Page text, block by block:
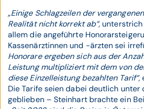
„Einige Schlagzeilen der
Realität nicht korrekt ab“, unterstrich
allem die angeführte
Kassenärztinnen und -ärzten sei
Honorare ergeben sich aus der
Leistung multipliziert mit dem von
diese Einzelleistung bezahlten Tarif“,
Die Tarife seien dabei deutlich unter
geblieben – Steinhart brachte ein